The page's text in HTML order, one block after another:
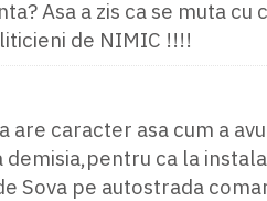
Asa a zis ca se muta
de NIMIC !!!!
are caracter asa cum a
demisia,pentru ca la
Sova pe autostrada